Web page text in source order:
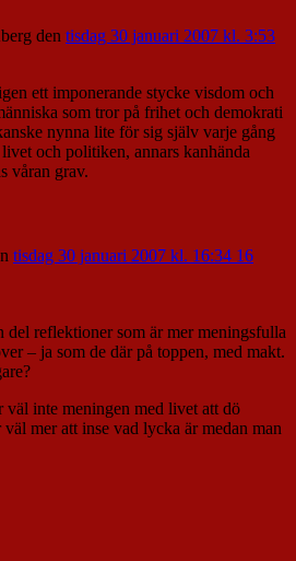
den tisdag 30 januari 2007 kl. 3:53
ett imponerande stycke visdom och
som tror på frihet och demokrati
nynna lite för sig själv varje gång
och politiken, annars kanhända
våran grav.
tisdag 30 januari 2007 kl. 16:34 16
del reflektioner som är mer meningsfulla
– ja som de där på toppen, med makt.
väl inte meningen med livet att dö
mer att inse vad lycka är medan man